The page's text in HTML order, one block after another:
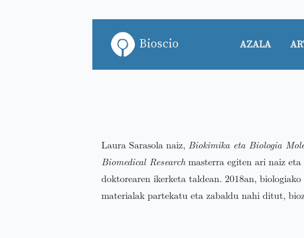
Bioscio AZALA
Laura Sarasola naiz, Biokimika eta Biologia
Biomedical Researchmasterra egiten ari naiz
doktorearen ikerketa taldean. 2018an, biologiako
materialak partekatu eta zabaldu nahi ditut,